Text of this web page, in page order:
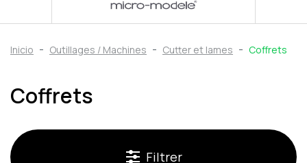
Inicio Outillages / Machines Cutter et lames Coffrets
Coffrets
Filtrer